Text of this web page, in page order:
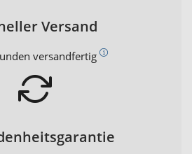
Versand
versandfertig